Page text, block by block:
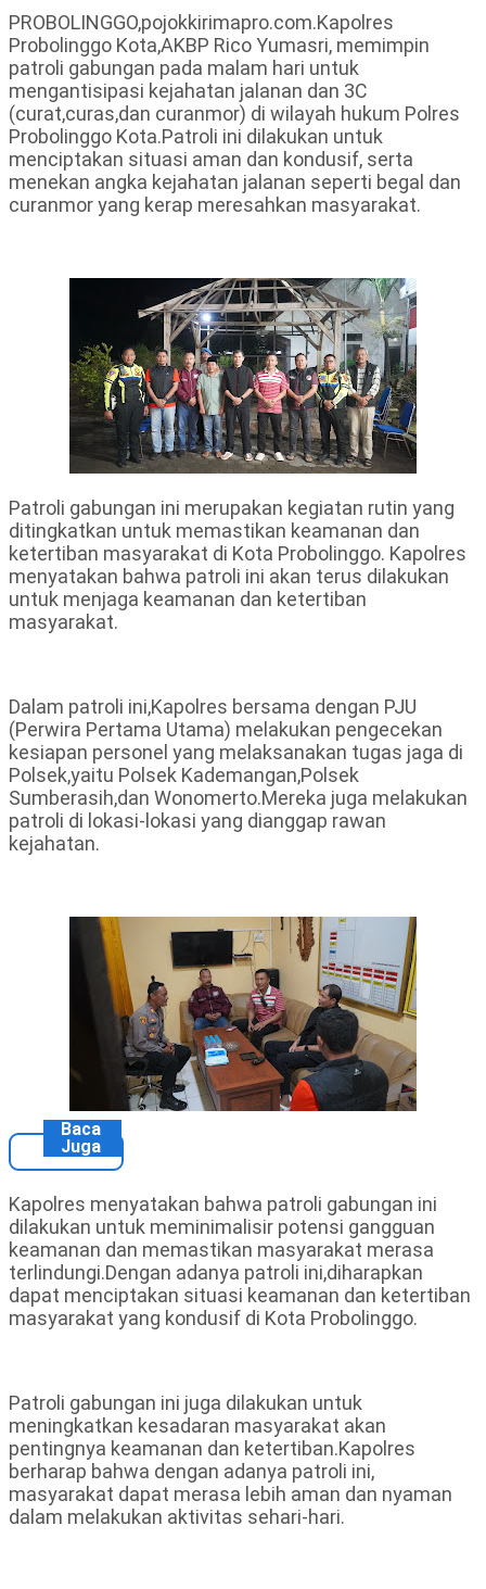
PROBOLINGGO,pojokkirimapro.com.Kapolres
Probolinggo Kota,AKBP Rico Yumasri, memimpin
patroli gabungan pada malam hari untuk
mengantisipasi kejahatan jalanan dan 3C
(curat,curas,dan curanmor) di wilayah hukum Polres
Probolinggo Kota.Patroli ini dilakukan untuk
menciptakan situasi aman dan kondusif, serta
menekan angka kejahatan jalanan seperti begal dan
curanmor yang kerap meresahkan masyarakat.
Patroli gabungan ini merupakan kegiatan rutin yang
ditingkatkan untuk memastikan keamanan dan
ketertiban masyarakat di Kota Probolinggo. Kapolres
menyatakan bahwa patroli ini akan terus dilakukan
untuk menjaga keamanan dan ketertiban
masyarakat.
Dalam patroli ini,Kapolres bersama dengan PJU
(Perwira Pertama Utama) melakukan pengecekan
kesiapan personel yang melaksanakan tugas jaga di
Polsek,yaitu Polsek Kademangan,Polsek
Sumberasih,dan Wonomerto.Mereka juga melakukan
patroli di lokasi-lokasi yang dianggap rawan
kejahatan.
Baca
Juga
Kapolres menyatakan bahwa patroli gabungan ini
dilakukan untuk meminimalisir potensi gangguan
keamanan dan memastikan masyarakat merasa
terlindungi.Dengan adanya patroli ini,diharapkan
dapat menciptakan situasi keamanan dan ketertiban
masyarakat yang kondusif di Kota Probolinggo.
Patroli gabungan ini juga dilakukan untuk
meningkatkan kesadaran masyarakat akan
pentingnya keamanan dan ketertiban.Kapolres
berharap bahwa dengan adanya patroli ini,
masyarakat dapat merasa lebih aman dan nyaman
dalam melakukan aktivitas sehari-hari.